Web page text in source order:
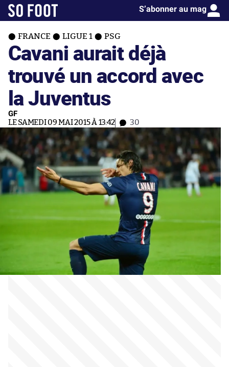
S’abonner au mag
FRANCE LIGUE 1 PSG
Cavani aurait déjà
trouvé un accord avec
la Juventus
GF
LE SAMEDI 09 MAI 2015 À 13:42 30